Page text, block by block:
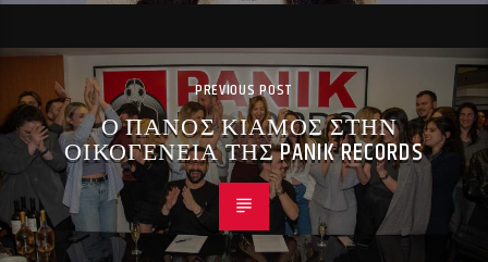
PREVIOUS POST
Ο ΠΑΝΟΣ ΚΙΑΜΟΣ ΣΤΗΝ
ΟΙΚΟΓΕΝΕΙΑ ΤΗΣ PANIK RECORDS